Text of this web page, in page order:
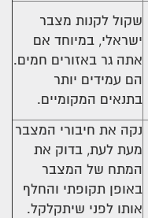
שקול לקנות מצבר
ישראלי, במיוחד אם
אתה גר באזורים חמים.
הם עמידים יותר
בתנאים המקומיים.
נקה את חיבורי המצבר
מעת לעת, בדוק את
המתח של המצבר
באופן תקופתי והחלף
אותו לפני שיתקלקל.